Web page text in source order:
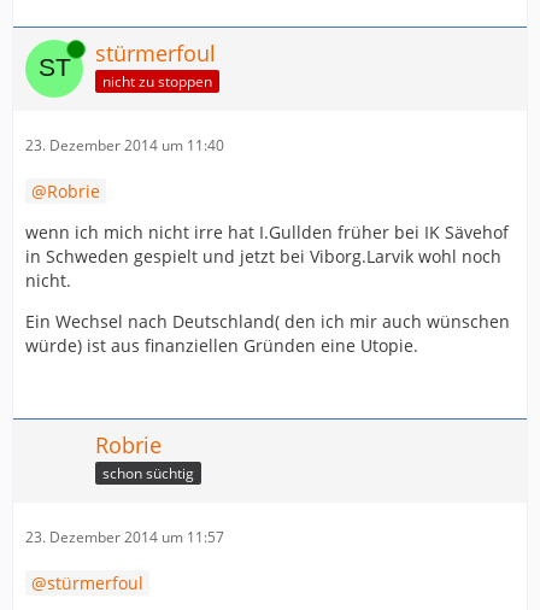
Online stürmerfoul
nicht zu stoppen
23. Dezember 2014 um 11:40
Robrie
wenn ich mich nicht irre hat I.Gullden früher bei IK Sävehof
in Schweden gespielt und jetzt bei Viborg.Larvik wohl noch
nicht.
Ein Wechsel nach Deutschland( den ich mir auch wünschen
würde) ist aus finanziellen Gründen eine Utopie.
Robrie
schon süchtig
23. Dezember 2014 um 11:57
stürmerfoul